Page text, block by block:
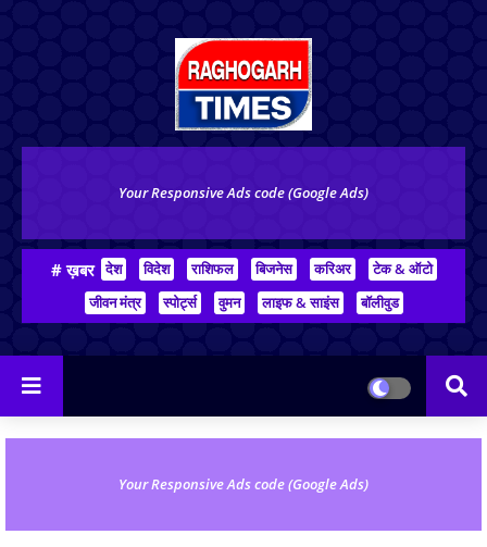
Your Responsive Ads code (Google Ads)
# ख़बर देश विदेश राशिफल बिजनेस करिअर
टेक & ऑटो
जीवन मंत्र
स्पोर्ट्स वुमन लाइफ & साइंस बॉलीवुड
Your Responsive Ads code (Google Ads)